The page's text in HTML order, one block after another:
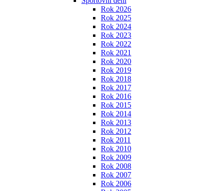
Rok 2026
Rok 2025
Rok 2024
Rok 2023
Rok 2022
Rok 2021
Rok 2020
Rok 2019
Rok 2018
Rok 2017
Rok 2016
Rok 2015
Rok 2014
Rok 2013
Rok 2012
Rok 2011
Rok 2010
Rok 2009
Rok 2008
Rok 2007
Rok 2006